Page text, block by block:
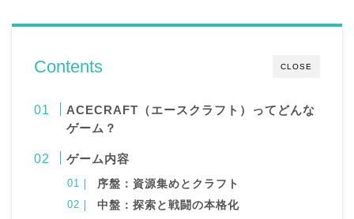
CLOSE
Contents
ACECRAFT（エースクラフト）ってどんな
ゲーム？
ゲーム内容
序盤：資源集めとクラフト
中盤：探索と戦闘の本格化